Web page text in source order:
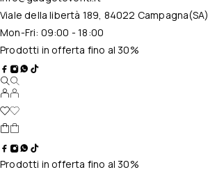
Viale della libertà 189, 84022 Campagna(SA)
Mon-Fri: 09:00 - 18:00
Prodotti in offerta fino al 30%
Prodotti in offerta fino al 30%